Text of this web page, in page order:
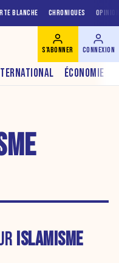
BLANCHE CHRONIQUES
ÉCONOMIE
S'ABONNER CONNEXION
ISLAMISME